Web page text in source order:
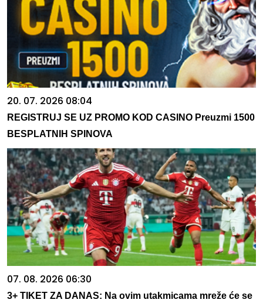
20. 07. 2026 08:04
REGISTRUJ SE UZ PROMO KOD CASINO Preuzmi 1500
BESPLATNIH SPINOVA
07. 08. 2026 06:30
3+ TIKET ZA DANAS: Na ovim utakmicama mreže će se